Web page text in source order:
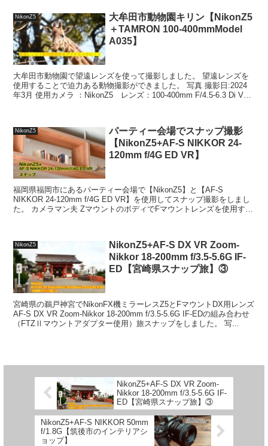
NikonZ5
大牟田市動物園キリン【NikonZ5
＋TAMRON 100-400mmModel
A035】
大牟田市動物園で望遠レンズを使って撮影しました。 望遠レンズを
使用することで迫力ある動物撮影ができました。 写真 撮影日:2024
年3月 使用カメラ ：NikonZ5 レンズ：100-400mm F/4.5-6.3 Di VC
NikonZ5
パーティー会場でスナップ撮影
【NikonZ5+AF-S NIKKOR 24-
120mm f/4G ED VR】
福岡県福岡市にあるパーティー会場で【NikonZ5】と【AF-S
NIKKOR 24-120mm f/4G ED VR】を使用してスナップ撮影をしまし
た。 カメラマン夫 ZマウントのボディでFマウントレンズを使用する
NikonZ5
NikonZ5+AF-S DX VR Zoom-
Nikkor 18-200mm f/3.5-5.6G IF-
ED【宮崎県スナップ旅】③
宮崎県の鵜戸神宮でNikonFX機ミラーレスZ5とFマウントDX用レンズ
AF-S DX VR Zoom-Nikkor 18-200mm f/3.5-5.6G IF-EDの組み合わせ
（FTZⅡマウントアダプター使用）旅スナップをしました。 写...
NikonZ5+AF-S DX VR Zoom-
Nikkor 18-200mm f/3.5-5.6G IF-
ED【宮崎県スナップ旅】③
NikonZ5+AF-S NIKKOR 50mm
f/1.8G【筑後市のインテリアシ
ョップ】